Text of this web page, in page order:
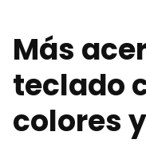
Más
teclado
colores